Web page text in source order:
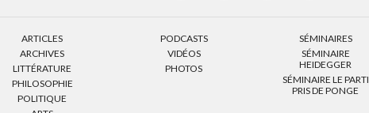
ARTICLES
ARCHIVES
LITTÉRATURE
PHILOSOPHIE
POLITIQUE
PODCASTS
VIDÉOS
PHOTOS
SÉMINAIRES
SÉMINAIRE
HEIDEGGER
SÉMINAIRE LE PARTI
PRIS DE PONGE